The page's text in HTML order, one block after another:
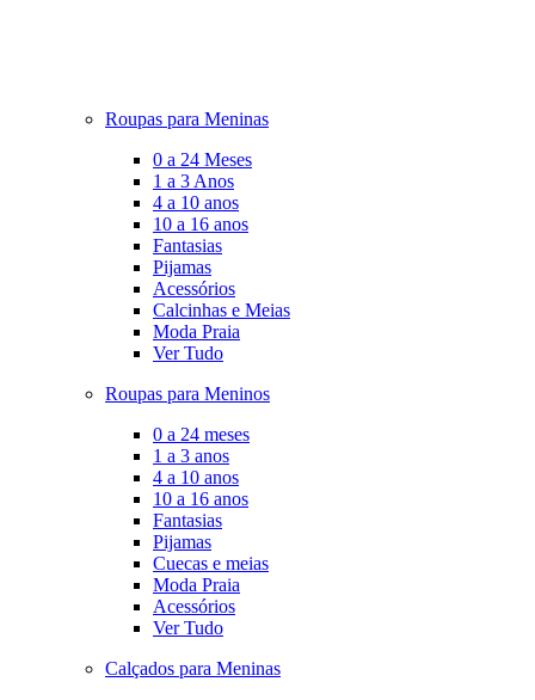
Roupas para Meninas
0 a 24 Meses
1 a 3 Anos
4 a 10 anos
10 a 16 anos
Fantasias
Pijamas
Acessórios
Calcinhas e Meias
Moda Praia
Ver Tudo
Roupas para Meninos
0 a 24 meses
1 a 3 anos
4 a 10 anos
10 a 16 anos
Fantasias
Pijamas
Cuecas e meias
Moda Praia
Acessórios
Ver Tudo
Calçados para Meninas